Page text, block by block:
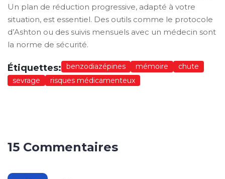
Un plan de réduction progressive, adapté à votre
situation, est essentiel. Des outils comme le protocole
d’Ashton ou des suivis mensuels avec un médecin sont
la norme de sécurité.
Étiquettes: benzodiazépines mémoire
chute
sevrage
risques médicamenteux
15 Commentaires